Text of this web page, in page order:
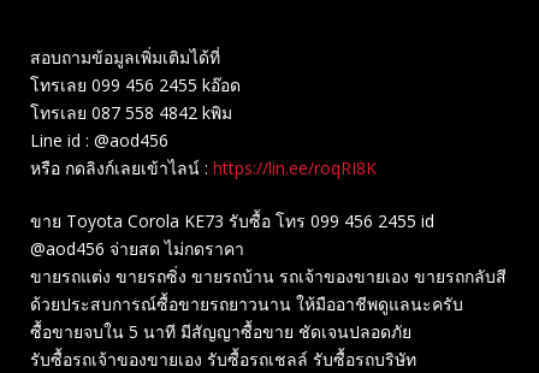
สอบถามข้อมูลเพิ่มเติมได้ที่
โทรเลย 099 456 2455 kอ๊อด
โทรเลย 087 558 4842 kพิม
Line id : @aod456
หรือ กดลิงก์เลยเข้าไลน์ : https://lin.ee/roqRI8K
ขาย Toyota Corola KE73 รับซื้อ โทร 099 456 2455 id
@aod456 จ่ายสด ไม่กดราคา
ขายรถแต่ง ขายรถซิ่ง ขายรถบ้าน รถเจ้าของขายเอง ขายรถกลับสี
ด้วยประสบการณ์ซื้อขายรถยาวนาน ให้มืออาชีพดูแลนะครับ
ซื้อขายจบใน 5 นาที มีสัญญาซื้อขาย ชัดเจนปลอดภัย
รับซื้อรถเจ้าของขายเอง รับซื้อรถเชลล์ รับซื้อรถบริษัท